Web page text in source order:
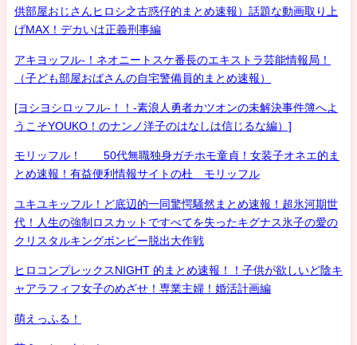
供部屋おじさんヒロシ之古惑仔的まとめ速報）話題な動画取り上
げMAX！デカいは正義刑事編
アキヨッフル-！ネオニートスケ番長のエキストラ芸能情報局！
（子ども部屋おばさんの自宅警備員的まとめ速報）
[ヨシヨシロッフル-！！-素浪人勇者カツオンの未解決事件簿へよ
うこそYOUKO！のナンノ洋子のはなしは信じるな編）]
モリッフル！ 50代無職独身ガチホモ童貞！女装子オネエ的ま
とめ速報！有益便利情報サイトの杜 モリッフル
ユキユキッフル！ど底辺的一同驚愕騒然まとめ速報！超氷河期世
代！人生の強制ロスカットですべてを失ったキグナス氷子の愛の
クリスタルキングボンビー脱出大作戦
ヒロコンプレックスNIGHT 的まとめ速報！！子供が欲しいど陰キ
ャアラフィフ女子のめざせ！専業主婦！婚活計画編
萌えっふる！